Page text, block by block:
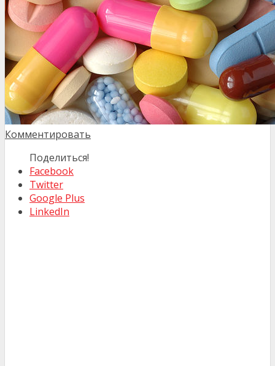
Комментировать
Поделиться!
Facebook
Twitter
Google Plus
LinkedIn